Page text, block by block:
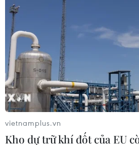
vietnamplus.vn
Kho dự trữ khí đốt của EU